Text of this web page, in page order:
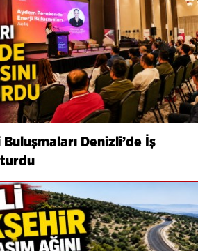
Denizli’de İş